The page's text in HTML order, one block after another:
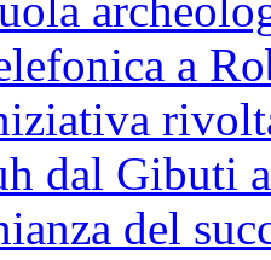
a
dal Gibuti
del